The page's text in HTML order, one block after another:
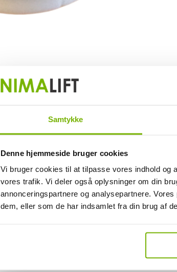
Samtykke
Denne hjemmeside bruger cookies
Vi bruger cookies til at tilpasse vores indhold og
vores trafik. Vi deler også oplysninger om din
annonceringspartnere og analysepartnere.
dem, eller som de har indsamlet fra din brug af